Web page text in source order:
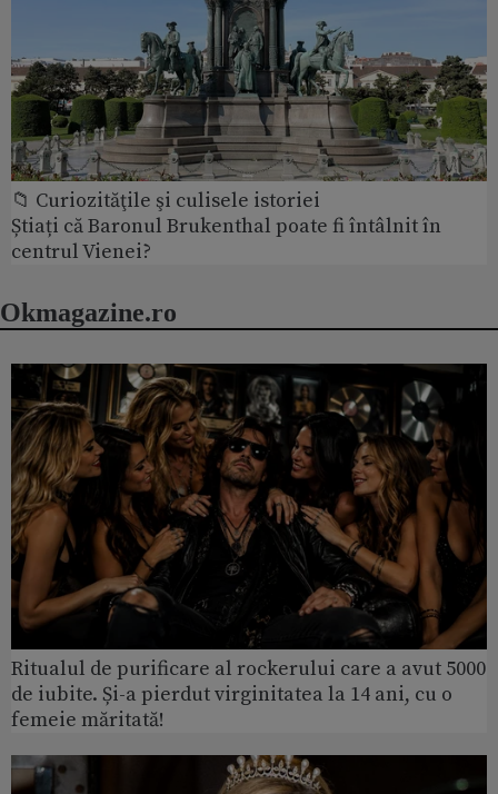
📁 Curiozităţile şi culisele istoriei
Știați că Baronul Brukenthal poate fi întâlnit în
centrul Vienei?
Okmagazine.ro
Ritualul de purificare al rockerului care a avut 5000
de iubite. Și-a pierdut virginitatea la 14 ani, cu o
femeie măritată!